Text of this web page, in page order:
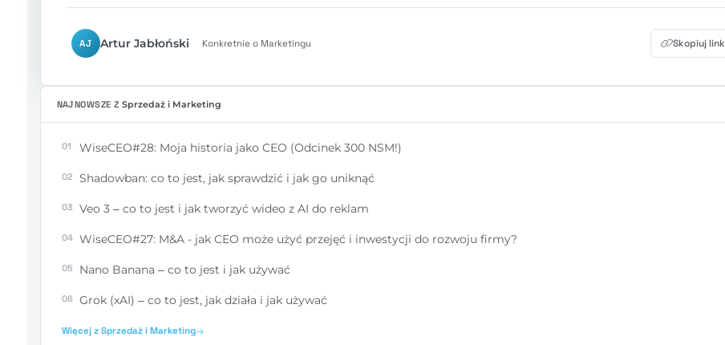
AJ Artur Jabłoński Konkretnie o Marketingu Skopiuj link
NAJNOWSZE Z Sprzedaż i Marketing
01 WiseCEO#28: Moja historia jako CEO (Odcinek 300 NSM!)
02 Shadowban: co to jest, jak sprawdzić i jak go uniknąć
03 Veo 3 – co to jest i jak tworzyć wideo z AI do reklam
04 WiseCEO#27: M&A - jak CEO może użyć przejęć i inwestycji do rozwoju firmy?
05 Nano Banana – co to jest i jak używać
06 Grok (xAI) – co to jest, jak działa i jak używać
Więcej z Sprzedaż i Marketing